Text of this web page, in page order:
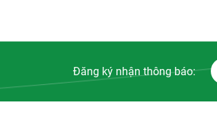
Đăng ký nhận thông báo: